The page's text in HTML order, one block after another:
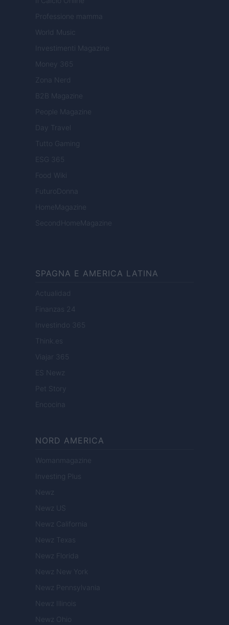
Professione mamma
World Music
Investimenti Magazine
Money 365
Zona Nerd
B2B Magazine
People Magazine
Day Travel
Tutto Gaming
ESG 365
Food Wiki
FuturoDonna
HomeMagazine
SecondHomeMagazine
SPAGNA E AMERICA LATINA
Actualidad
Finanzas 24
Investindo 365
Think.es
Viajar 365
ES Newz
Pet Story
Encocina
NORD AMERICA
Womanmagazine
Investing Plus
Newz
Newz US
Newz California
Newz Texas
Newz Florida
Newz New York
Newz Pennsylvania
Newz Illinois
Newz Ohio